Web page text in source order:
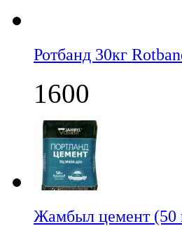
Ротбанд 30кг
1600
Жамбыл цемент (50